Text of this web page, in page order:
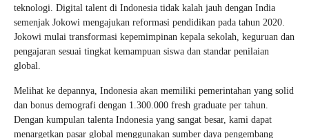
teknologi. Digital talent di Indonesia tidak kalah jauh dengan India
semenjak Jokowi mengajukan reformasi pendidikan pada tahun 2020.
Jokowi mulai transformasi kepemimpinan kepala sekolah, keguruan dan
pengajaran sesuai tingkat kemampuan siswa dan standar penilaian
global.
Melihat ke depannya, Indonesia akan memiliki pemerintahan yang solid
dan bonus demografi dengan 1.300.000 fresh graduate per tahun.
Dengan kumpulan talenta Indonesia yang sangat besar, kami dapat
menargetkan pasar global menggunakan sumber daya pengembang